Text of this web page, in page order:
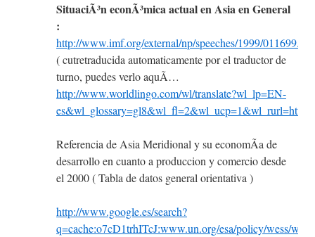
SituaciÃ³n econÃ³mica actual en Asia en General
:
http://www.imf.org/external/np/speeches/1999/
( cutretraducida automaticamente por el traductor de
turno, puedes verlo aquÃ­…
http://www.worldlingo.com/wl/translate?wl_lp=EN-
Referencia de Asia Meridional y su economÃ­a de
desarrollo en cuanto a produccion y comercio desde
el 2000 ( Tabla de datos general orientativa )
http://www.google.es/search?
q=cache:o7cD1trhITcJ:www.un.org/esa/policy/wess/